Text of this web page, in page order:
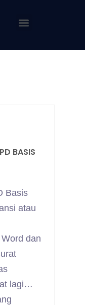
BASIS
Basis
atau
dan
lagi…